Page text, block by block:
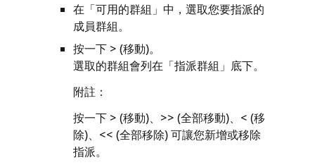
在「可用的群組」中，選取您要指派的
成員群組。
按一下 > (移動)。
選取的群組會列在「指派群組」底下。
附註：
按一下 > (移動)、>> (全部移動)、< (移
除)、<< (全部移除) 可讓您新增或移除
指派。